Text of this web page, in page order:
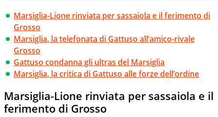
Marsiglia-Lione rinviata per sassaiola e il ferimento di
Grosso
Marsiglia, la telefonata di Gattuso all’amico-rivale
Grosso
Gattuso condanna gli ultras del Marsiglia
Marsiglia, la critica di Gattuso alle forze dell’ordine
Marsiglia-Lione rinviata per sassaiola e il
ferimento di Grosso